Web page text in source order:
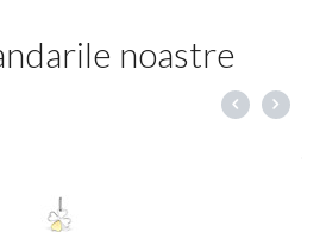
noastre